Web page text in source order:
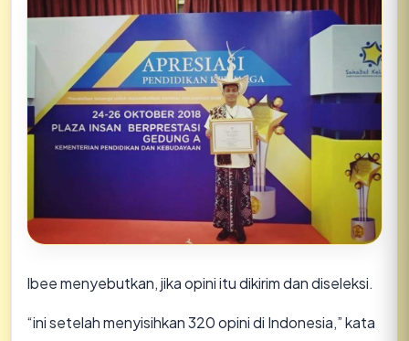
Ibee menyebutkan, jika opini itu dikirim dan diseleksi.
“ini setelah menyisihkan 320 opini di Indonesia,” kata